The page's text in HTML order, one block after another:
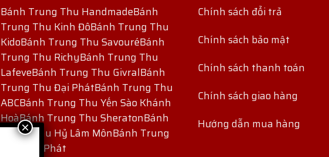
Bánh Trung Thu HandmadeBánh
Trung Thu Kinh ĐôBánh Trung Thu
KidoBánh Trung Thu SavouréBánh
Trung Thu RichyBánh Trung Thu
LafeveBánh Trung Thu GivralBánh
Trung Thu Đại PhátBánh Trung Thu
ABCBánh Trung Thu Yến Sào Khánh
HoàBánh Trung Thu SheratonBánh
Trung Thu Hỷ Lâm MônBánh Trung
Thu Thọ Phát
Chính sách đổi trả
Chính sách bảo mật
Chính sách thanh toán
Chính sách giao hàng
Hướng dẫn mua hàng